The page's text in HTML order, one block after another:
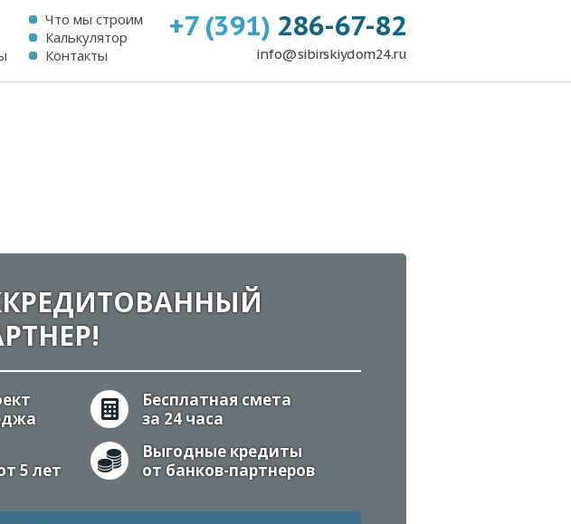
Что мы строим
Калькулятор
Контакты
+7 (391) 286-67-82
info@sibirskiydom24.ru
Бесплатная смета
за 24 часа
5 лет
Выгодные кредиты
от банков-партнеров